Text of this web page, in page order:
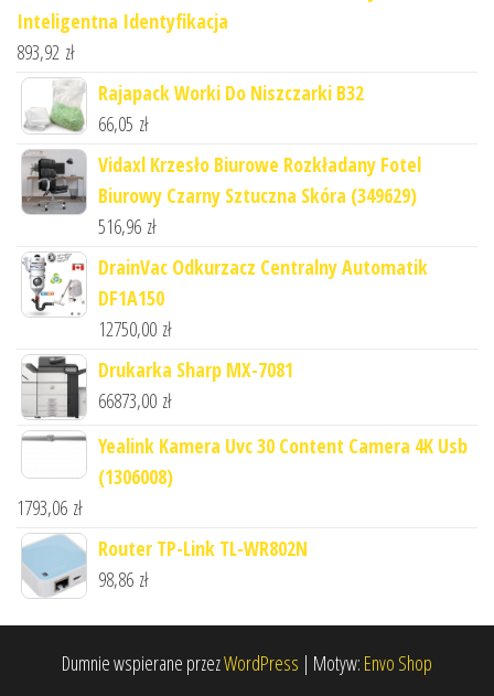
Inteligentna Identyfikacja
893,92 zł
Rajapack Worki Do Niszczarki B32
66,05 zł
Vidaxl Krzesło Biurowe Rozkładany Fotel
Biurowy Czarny Sztuczna Skóra (349629)
516,96 zł
DrainVac Odkurzacz Centralny Automatik
DF1A150
12750,00 zł
Drukarka Sharp MX-7081
66873,00 zł
Yealink Kamera Uvc 30 Content Camera 4K Usb
(1306008)
1793,06 zł
Router TP-Link TL-WR802N
98,86 zł
Dumnie wspierane przezWordPress | Motyw: Envo Shop